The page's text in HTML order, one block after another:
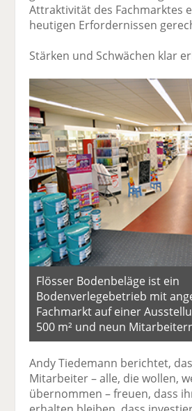
Attraktivität des Fachmarktes
heutigen Erfordernissen
Stärken und Schwächen klar
Flösser Bodenbeläge ist ein
Bodenverlegebetrieb mit
Fachmarkt auf einer
500 m² und neun
Andy Tiedemann berichtet,
Mitarbeiter – alle, die wollen,
übernommen – freuen, dass